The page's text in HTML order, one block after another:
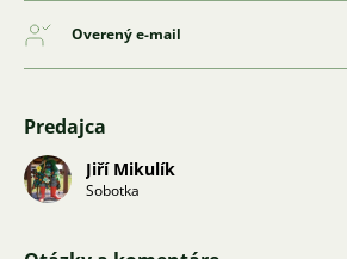
Overený e-mail
Predajca
Jiří Mikulík
Sobotka